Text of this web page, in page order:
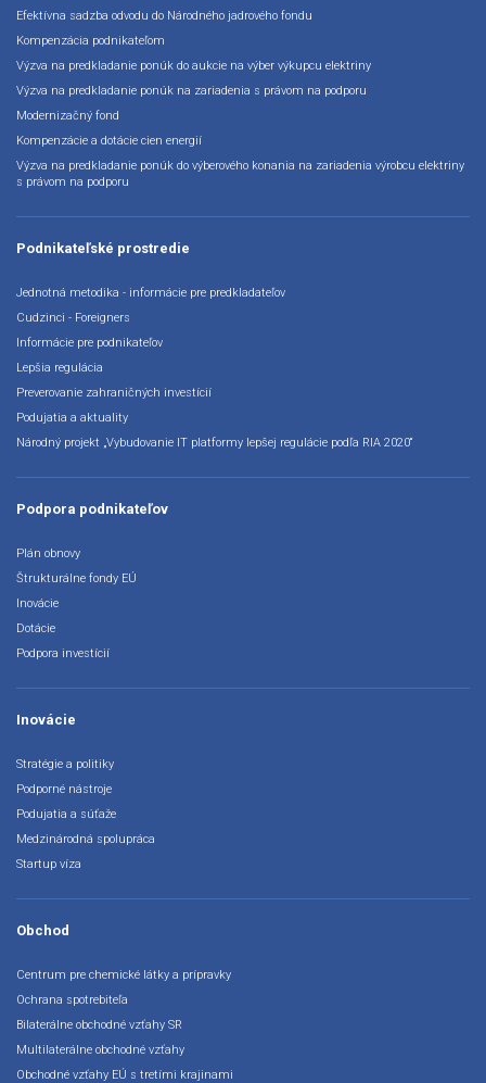
Efektívna sadzba odvodu do Národného jadrového fondu
Kompenzácia podnikateľom
Výzva na predkladanie ponúk do aukcie na výber výkupcu elektriny
Výzva na predkladanie ponúk na zariadenia s právom na podporu
Modernizačný fond
Kompenzácie a dotácie cien energií
Výzva na predkladanie ponúk do výberového konania na zariadenia výrobcu elektriny
s právom na podporu
Podnikateľské prostredie
Jednotná metodika - informácie pre predkladateľov
Cudzinci - Foreigners
Informácie pre podnikateľov
Lepšia regulácia
Preverovanie zahraničných investícií
Podujatia a aktuality
Národný projekt „Vybudovanie IT platformy lepšej regulácie podľa RIA 2020“
Podpora podnikateľov
Plán obnovy
Štrukturálne fondy EÚ
Inovácie
Dotácie
Podpora investícií
Inovácie
Stratégie a politiky
Podporné nástroje
Podujatia a súťaže
Medzinárodná spolupráca
Startup víza
Obchod
Centrum pre chemické látky a prípravky
Ochrana spotrebiteľa
Bilaterálne obchodné vzťahy SR
Multilaterálne obchodné vzťahy
Obchodné vzťahy EÚ s tretími krajinami